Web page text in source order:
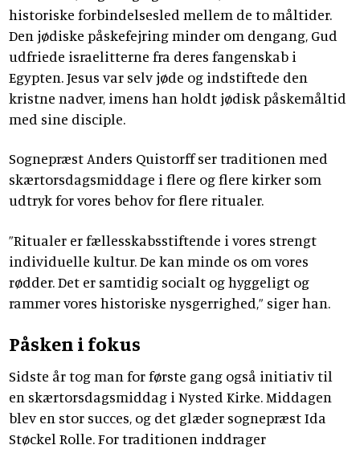
historiske forbindelsesled mellem de to måltider.
Den jødiske påskefejring minder om dengang, Gud
udfriede israelitterne fra deres fangenskab i
Egypten. Jesus var selv jøde og indstiftede den
kristne nadver, imens han holdt jødisk påskemåltid
med sine disciple.
Sognepræst Anders Quistorff ser traditionen med
skærtorsdagsmiddage i flere og flere kirker som
udtryk for vores behov for flere ritualer.
”Ritualer er fællesskabsstiftende i vores strengt
individuelle kultur. De kan minde os om vores
rødder. Det er samtidig socialt og hyggeligt og
rammer vores historiske nysgerrighed,” siger han.
Påsken i fokus
Sidste år tog man for første gang også initiativ til
en skærtorsdagsmiddag i Nysted Kirke. Middagen
blev en stor succes, og det glæder sognepræst Ida
Støckel Rolle. For traditionen inddrager